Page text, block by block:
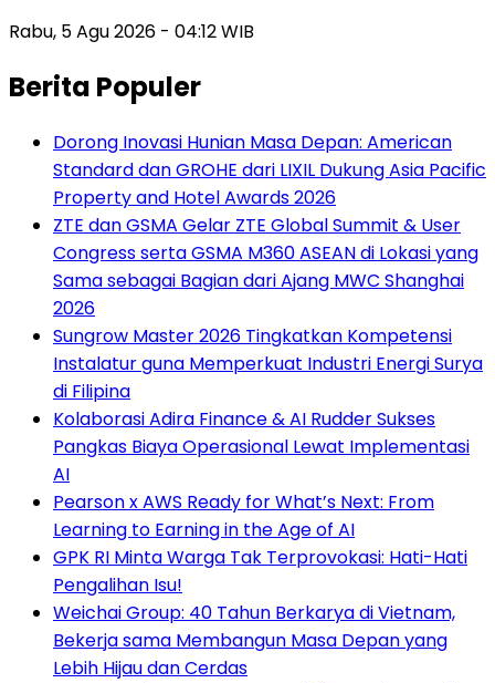
Rabu, 5 Agu 2026 - 04:12 WIB
Berita Populer
Dorong Inovasi Hunian Masa Depan: American
Standard dan GROHE dari LIXIL Dukung Asia Pacific
Property and Hotel Awards 2026
ZTE dan GSMA Gelar ZTE Global Summit & User
Congress serta GSMA M360 ASEAN di Lokasi yang
Sama sebagai Bagian dari Ajang MWC Shanghai
2026
Sungrow Master 2026 Tingkatkan Kompetensi
Instalatur guna Memperkuat Industri Energi Surya
di Filipina
Kolaborasi Adira Finance & AI Rudder Sukses
Pangkas Biaya Operasional Lewat Implementasi
AI
Pearson x AWS Ready for What’s Next: From
Learning to Earning in the Age of AI
GPK RI Minta Warga Tak Terprovokasi: Hati-Hati
Pengalihan Isu!
Weichai Group: 40 Tahun Berkarya di Vietnam,
Bekerja sama Membangun Masa Depan yang
Lebih Hijau dan Cerdas